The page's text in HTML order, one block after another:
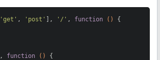
'get' , 'post' ], '/' , function ()
{
, function ()
{